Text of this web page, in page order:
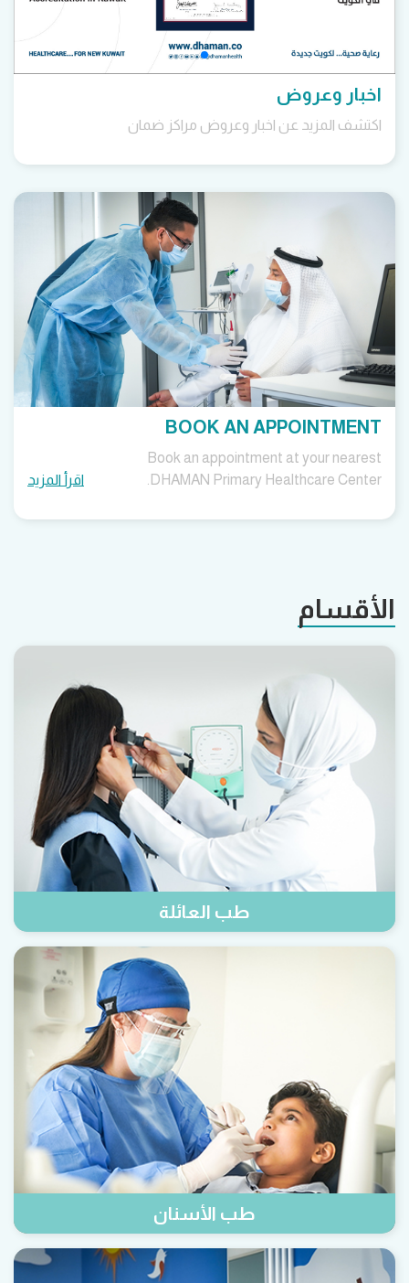
اخبار وعروض
اكتشف المزيد عن اخبار وعروض مراكز ضمان
BOOK AN APPOINTMENT
Book an appointment at your nearest
DHAMAN Primary Healthcare Center.
اقرأ المزيد
الأقسام
طب العائلة
طب الأسنان